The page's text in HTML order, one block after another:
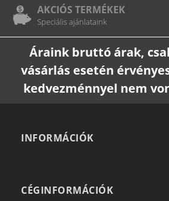
AKCIÓS TERMÉKEK
Speciális ajánlataink
Áraink bruttó árak,
vásárlás esetén
kedvezménnyel nem
INFORMÁCIÓK
CÉGINFORMÁCIÓK